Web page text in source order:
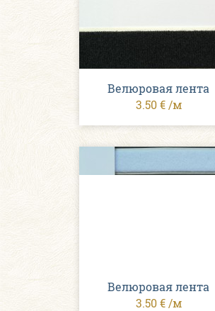
Велюровая лента
3.50 € /м
Велюровая лента
3.50 € /м